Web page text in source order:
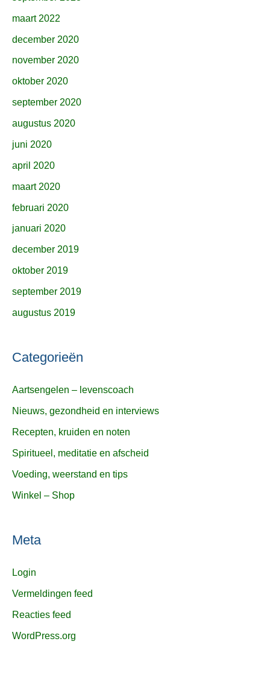
maart 2022
december 2020
november 2020
oktober 2020
september 2020
augustus 2020
juni 2020
april 2020
maart 2020
februari 2020
januari 2020
december 2019
oktober 2019
september 2019
augustus 2019
Categorieën
Aartsengelen – levenscoach
Nieuws, gezondheid en interviews
Recepten, kruiden en noten
Spiritueel, meditatie en afscheid
Voeding, weerstand en tips
Winkel – Shop
Meta
Login
Vermeldingen feed
Reacties feed
WordPress.org